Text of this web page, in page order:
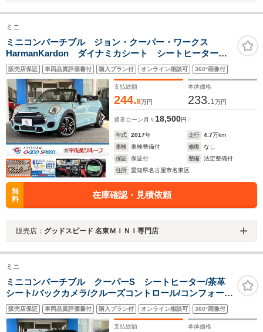
ミニ
ミニコンバーチブル ジョン・クーパー・ワークス
HarmanKardon ダイナミカシート シートヒーター
純正HDDナビ バックカメラ リアコーナーセンサー
クルーズコントロール パドルシフト ヘッドアップデ
ィスプレイ ミラーETC
販売店保証 車両品質評価書付 購入プラン付 オンライン相談可 360°画像付
支払総額
244.8万円
本体価格
233. 1万円
通常ローン 月々 18,500円
年式 2017年 走行 4.7万km
車検
車検整備付 修復
なし
保証
保証付 整備
法定整備付
住所
愛知県名古屋市名東区
無
料
在庫確認・見積依頼
販売店： グッドスピード 名東ＭＩＮＩ専門店
ミニ
ミニコンバーチブル クーパーS シートヒーター/茶革
シート/バックカメラ/クルーズコントロール/コンフォート
アクセス/ミラーETC/アイドリングストップ/純正18インチ
アルミ/プッシュスタート/純正HDDナビ/ステアリングリ
モコン/横滑り防止
販売店保証 車両品質評価書付 購入プラン付 オンライン相談可 360°画像付
支払総額 本体価格